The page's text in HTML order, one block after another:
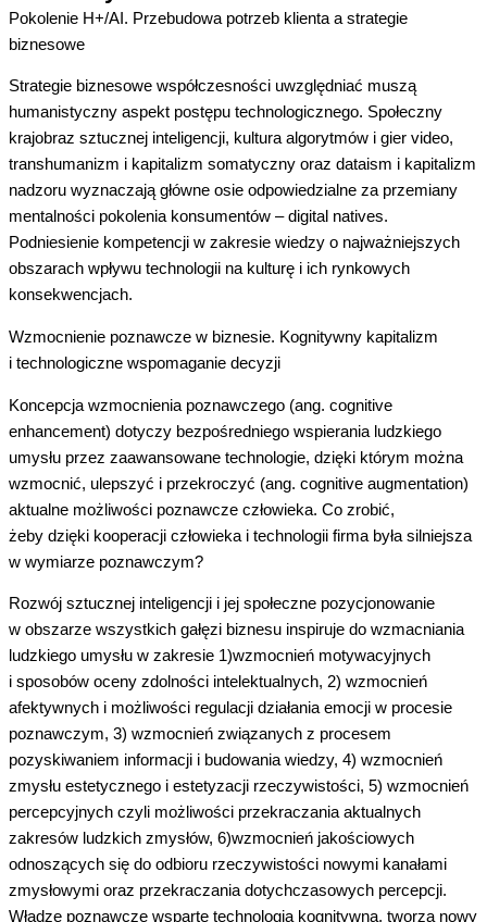
Pokolenie H+/AI. Przebudowa potrzeb klienta a strategie
biznesowe
Strategie biznesowe współczesności uwzględniać muszą
humanistyczny aspekt postępu technologicznego. Społeczny
krajobraz sztucznej inteligencji, kultura algorytmów i gier video,
transhumanizm i kapitalizm somatyczny oraz dataism i kapitalizm
nadzoru wyznaczają główne osie odpowiedzialne za przemiany
mentalności pokolenia konsumentów –digital natives.
Podniesienie kompetencji w zakresie wiedzy o najważniejszych
obszarach wpływu technologii na kulturę i ich rynkowych
konsekwencjach.
Wzmocnienie poznawcze w biznesie. Kognitywny kapitalizm
i technologiczne wspomaganie decyzji
Koncepcja wzmocnienia poznawczego (ang. cognitive
enhancement) dotyczy bezpośredniego wspierania ludzkiego
umysłu przez zaawansowane technologie, dzięki którym można
wzmocnić, ulepszyć i przekroczyć (ang. cognitive augmentation)
aktualne możliwości poznawcze człowieka. Co zrobić,
żeby dzięki kooperacji człowieka i technologii firma była silniejsza
w wymiarze poznawczym?
Rozwój sztucznej inteligencji i jej społeczne pozycjonowanie
w obszarze wszystkich gałęzi biznesu inspiruje do wzmacniania
ludzkiego umysłu w zakresie 1)wzmocnień motywacyjnych
i sposobów oceny zdolności intelektualnych, 2) wzmocnień
afektywnych i możliwości regulacji działania emocji w procesie
poznawczym, 3) wzmocnień związanych z procesem
pozyskiwaniem informacji i budowania wiedzy, 4) wzmocnień
zmysłu estetycznego i estetyzacji rzeczywistości, 5) wzmocnień
percepcyjnych czyli możliwości przekraczania aktualnych
zakresów ludzkich zmysłów, 6)wzmocnień jakościowych
odnoszących się do odbioru rzeczywistości nowymi kanałami
zmysłowymi oraz przekraczania dotychczasowych percepcji.
Władze poznawcze wsparte technologią kognitywną, tworzą nowy